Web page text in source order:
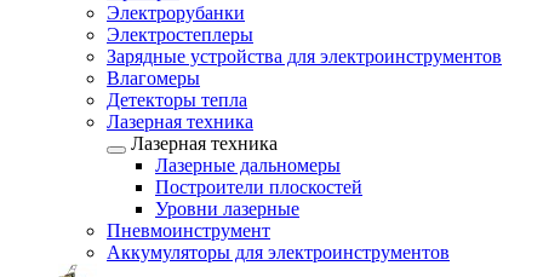
Электрорубанки
Электростеплеры
Зарядные устройства для электроинструментов
Влагомеры
Детекторы тепла
Лазерная техника
Лазерная техника
Лазерные дальномеры
Построители плоскостей
Уровни лазерные
Пневмоинструмент
Аккумуляторы для электроинструментов